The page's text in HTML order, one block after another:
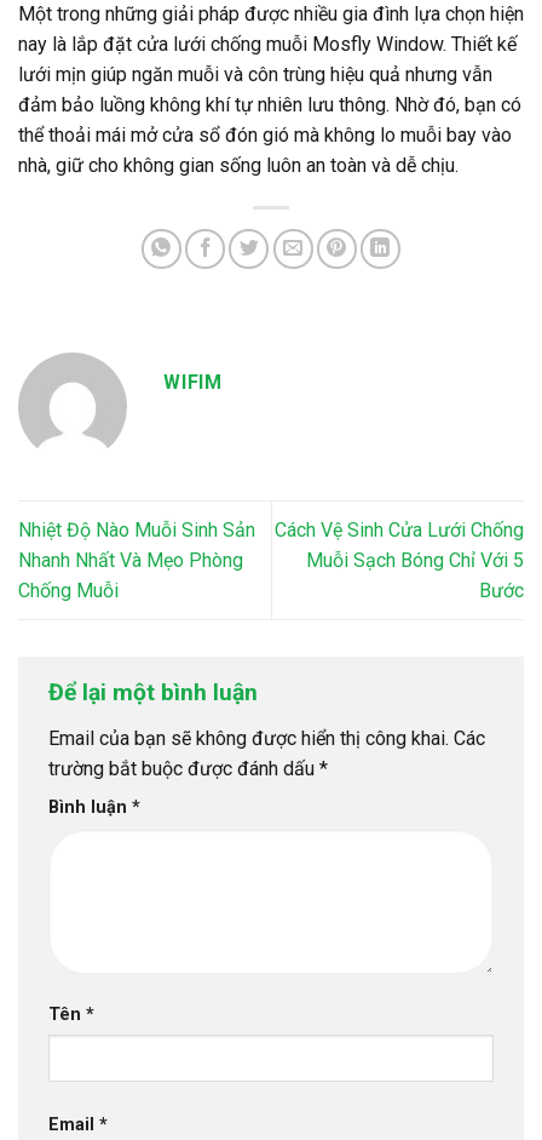
Một trong những giải pháp được nhiều gia đình lựa chọn hiện
nay là lắp đặt cửa lưới chống muỗi Mosfly Window. Thiết kế
lưới mịn giúp ngăn muỗi và côn trùng hiệu quả nhưng vẫn
đảm bảo luồng không khí tự nhiên lưu thông. Nhờ đó, bạn có
thể thoải mái mở cửa sổ đón gió mà không lo muỗi bay vào
nhà, giữ cho không gian sống luôn an toàn và dễ chịu.
WIFIM
Nhiệt Độ Nào Muỗi Sinh Sản
Nhanh Nhất Và Mẹo Phòng
Chống Muỗi
Cách Vệ Sinh Cửa Lưới Chống
Muỗi Sạch Bóng Chỉ Với 5
Bước
Để lại một bình luận
Email của bạn sẽ không được hiển thị công khai. Các
trường bắt buộc được đánh dấu *
Bình luận *
Tên *
Email *